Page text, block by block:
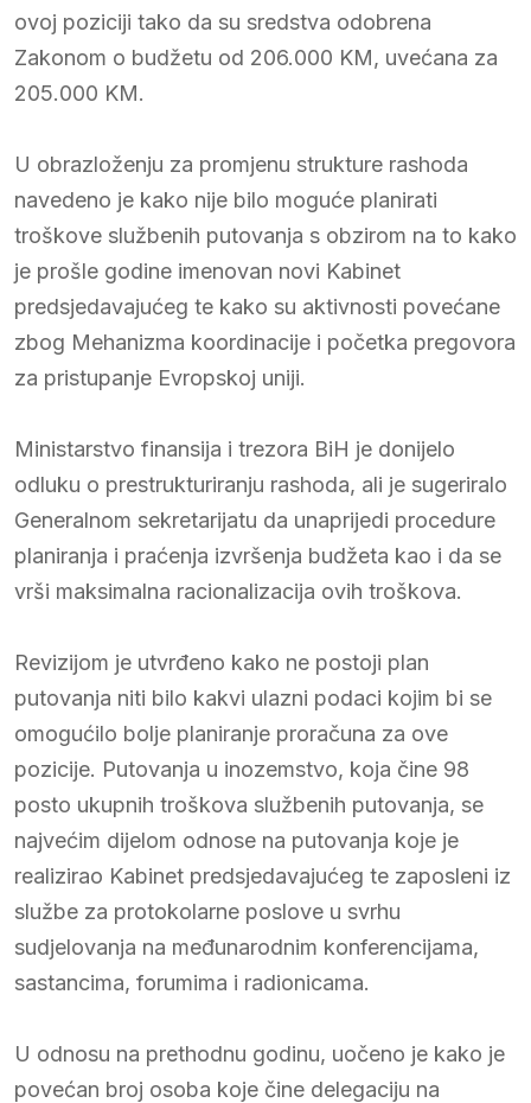
ovoj poziciji tako da su sredstva odobrena
Zakonom o budžetu od 206.000 KM, uvećana za
205.000 KM.
U obrazloženju za promjenu strukture rashoda
navedeno je kako nije bilo moguće planirati
troškove službenih putovanja s obzirom na to kako
je prošle godine imenovan novi Kabinet
predsjedavajućeg te kako su aktivnosti povećane
zbog Mehanizma koordinacije i početka pregovora
za pristupanje Evropskoj uniji.
Ministarstvo finansija i trezora BiH je donijelo
odluku o prestrukturiranju rashoda, ali je sugeriralo
Generalnom sekretarijatu da unaprijedi procedure
planiranja i praćenja izvršenja budžeta kao i da se
vrši maksimalna racionalizacija ovih troškova.
Revizijom je utvrđeno kako ne postoji plan
putovanja niti bilo kakvi ulazni podaci kojim bi se
omogućilo bolje planiranje proračuna za ove
pozicije. Putovanja u inozemstvo, koja čine 98
posto ukupnih troškova službenih putovanja, se
najvećim dijelom odnose na putovanja koje je
realizirao Kabinet predsjedavajućeg te zaposleni iz
službe za protokolarne poslove u svrhu
sudjelovanja na međunarodnim konferencijama,
sastancima, forumima i radionicama.
U odnosu na prethodnu godinu, uočeno je kako je
povećan broj osoba koje čine delegaciju na